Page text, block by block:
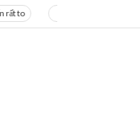
Danh tính người phụ nữ bị bạn